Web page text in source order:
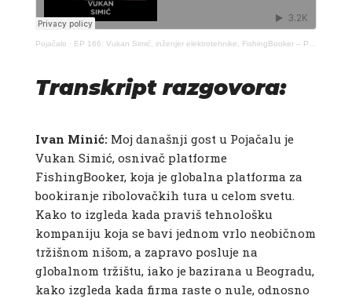
Pojačalo · EP 166: Vukan Simić, inženjer elektrotehnike, FishingBooker – Pojačalo podcast
Transkript razgovora:
Ivan Minić: Moj današnji gost u Pojačalu je
Vukan Simić, osnivač platforme
FishingBooker, koja je globalna platforma za
bookiranje ribolovačkih tura u celom svetu.
Kako to izgleda kada praviš tehnološku
kompaniju koja se bavi jednom vrlo neobičnom
tržišnom nišom, a zapravo posluje na
globalnom tržištu, iako je bazirana u Beogradu,
kako izgleda kada firma raste o nule, odnosno